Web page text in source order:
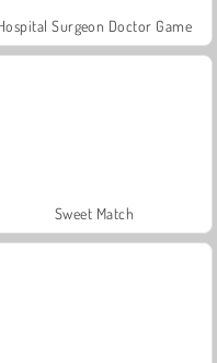
Surgeon Doctor Game
Sweet Match